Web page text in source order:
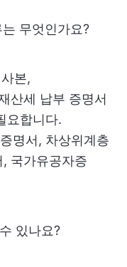
무엇인가요?
본,
산세 납부 증명서
요합니다.
명서, 차상위계층
국가유공자증
있나요?